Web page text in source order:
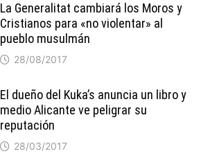
La Generalitat cambiará los Moros y
Cristianos para «no violentar» al
pueblo musulmán
28/08/2017
El dueño del Kuka’s anuncia un libro y
medio Alicante ve peligrar su
reputación
28/03/2017